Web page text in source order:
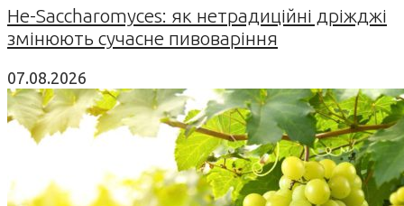
Не-Saccharomyces: як нетрадиційні дріжджі
змінюють сучасне пивоваріння
07.08.2026